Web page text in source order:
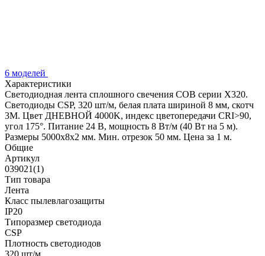
6 моделей
Характеристики
Светодиодная лента сплошного свечения COB серии X320.
Светодиоды CSP, 320 шт/м, белая плата шириной 8 мм, скотч
3M. Цвет ДНЕВНОЙ 4000K, индекс цветопередачи CRI>90,
угол 175°. Питание 24 В, мощность 8 Вт/м (40 Вт на 5 м).
Размеры 5000х8х2 мм. Мин. отрезок 50 мм. Цена за 1 м.
Общие
Артикул
039021(1)
Тип товара
Лента
Класс пылевлагозащиты
IP20
Типоразмер светодиода
CSP
Плотность светодиодов
320 шт/м